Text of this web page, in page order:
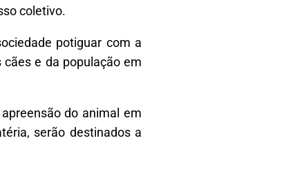
coletivo.
potiguar com a
e da população em
do animal em
serão destinados a